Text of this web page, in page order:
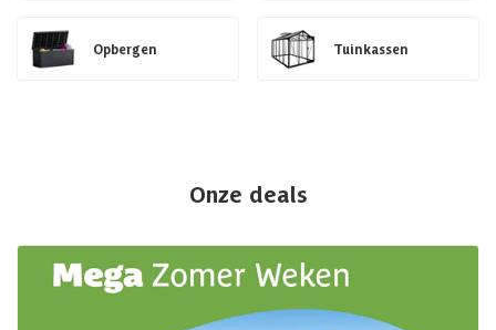
Opbergen Tuinkassen
Onze deals